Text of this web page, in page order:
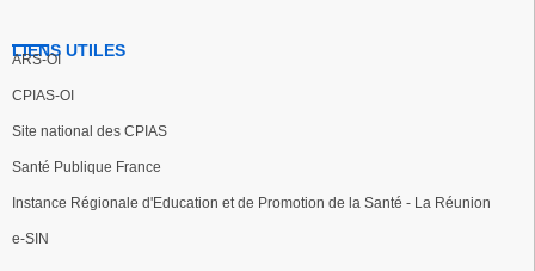
LIENS UTILES
ARS-OI
CPIAS-OI
Site national des CPIAS
Santé Publique France
Instance Régionale d'Education et de Promotion de la Santé - La Réunion
e-SIN